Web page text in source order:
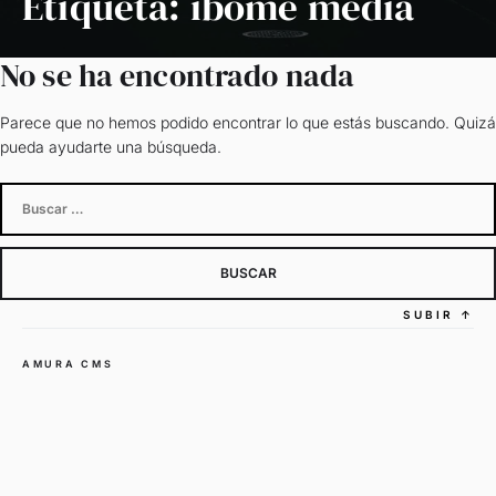
No se ha encontrado nada
Parece que no hemos podido encontrar lo que estás buscando. Quizá
pueda ayudarte una búsqueda.
SUBIR ↑
AMURA CMS